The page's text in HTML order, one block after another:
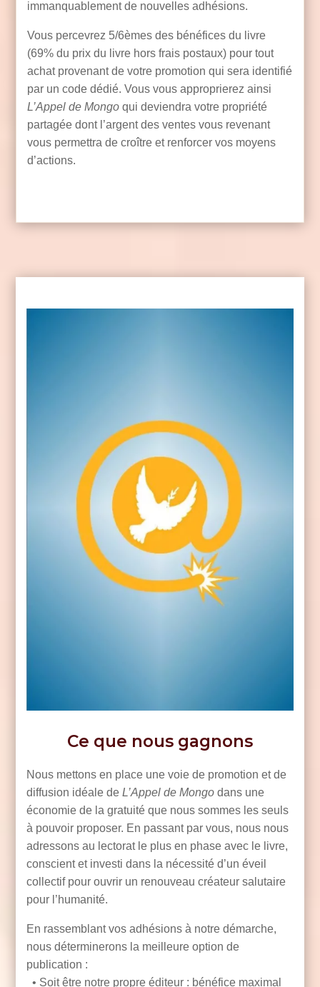
immanquablement de nouvelles adhésions.
Vous percevrez 5/6èmes des bénéfices du livre
(69% du prix du livre hors frais postaux) pour tout
achat provenant de votre promotion qui sera identifié
par un code dédié. Vous vous approprierez ainsi
L’Appel de Mongo qui deviendra votre propriété
partagée dont l’argent des ventes vous revenant
vous permettra de croître et renforcer vos moyens
d’actions.
Ce que nous gagnons
Nous mettons en place une voie de promotion et de
diffusion idéale deL’Appel de Mongo dans une
économie de la gratuité que nous sommes les seuls
à pouvoir proposer. En passant par vous, nous nous
adressons au lectorat le plus en phase avec le livre,
conscient et investi dans la nécessité d’un éveil
collectif pour ouvrir un renouveau créateur salutaire
pour l’humanité.
En rassemblant vos adhésions à notre démarche,
nous déterminerons la meilleure option de
publication :
• Soit être notre propre éditeur : bénéfice maximal